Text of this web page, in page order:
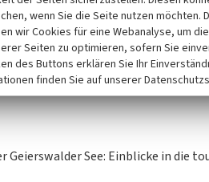
2022)
Geierswalder See: Einblicke in die
wenn Sie die Seite nutzen möchten.
wir Cookies für eine Webanalyse, um die
Seiten zu optimieren, sofern Sie
des Buttons erklären Sie Ihr
finden Sie auf unserer